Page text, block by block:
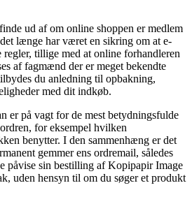
ud af om online shoppen er medlem
længe har været en sikring om at e-
tillige med at online forhandleren
af fagmænd der er meget bekendte
du anledning til opbakning,
med dit indkøb.
er på vagt for de mest betydningsfulde
for eksempel hvilken
benytter. I den sammenhæng er det
gemmer ens ordremail, således
påvise sin bestilling af Kopipapir Image
uden hensyn til om du søger et produkt